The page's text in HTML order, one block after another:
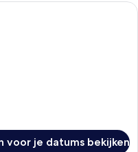
hotelkamer met een groot bed,
voor je datums bekijken